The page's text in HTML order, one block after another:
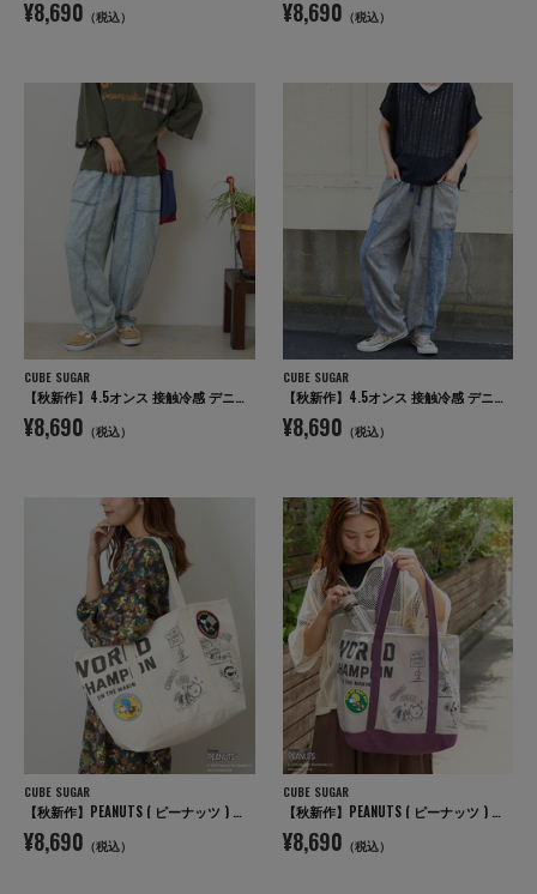
¥8,690 （税込） ¥8,690 （税込）
CUBE SUGAR
【秋新作】4.5オンス 接触冷感 デニム コクーンパンツ
¥8,690 （税込）
CUBE SUGAR
【秋新作】4.5オンス 接触冷感 デニム コクーンパンツ
¥8,690 （税込）
CUBE SUGAR
【秋新作】PEANUTS ( ピーナッツ ) キャンバス ビッグ トートバッグ
¥8,690 （税込）
CUBE SUGAR
【秋新作】PEANUTS ( ピーナッツ ) キャンバス ビッグ トートバッグ
¥8,690 （税込）